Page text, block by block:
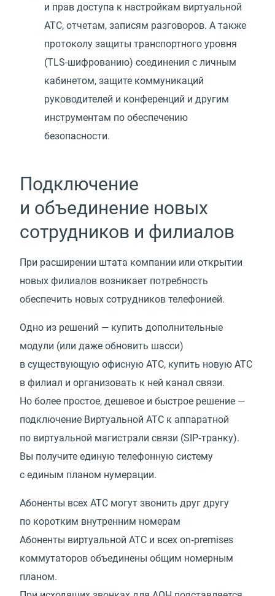
и прав доступа к настройкам виртуальной
АТС, отчетам, записям разговоров. А также
протоколу защиты транспортного уровня
(TLS-шифрованию) соединения с личным
кабинетом, защите коммуникаций
руководителей и конференций и другим
инструментам по обеспечению
безопасности.
Подключение
и объединение новых
сотрудников и филиалов
При расширении штата компании или открытии
новых филиалов возникает потребность
обеспечить новых сотрудников телефонией.
Одно из решений — купить дополнительные
модули (или даже обновить шасси)
в существующую офисную АТС, купить новую АТС
в филиал и организовать к ней канал связи.
Но более простое, дешевое и быстрое решение —
подключение Виртуальной АТС к аппаратной
по виртуальной магистрали связи (SIP‑транку).
Вы получите единую телефонную систему
с единым планом нумерации.
Абоненты всех АТС могут звонить друг другу
по коротким внутренним номерам
Абоненты виртуальной АТС и всех on‑premises
коммутаторов объединены общим номерным
планом.